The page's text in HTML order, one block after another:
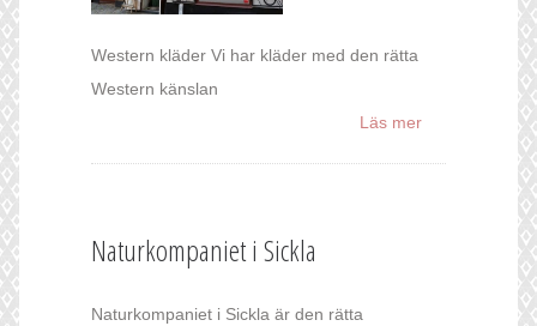
Western kläder Vi har kläder med den rätta
Western känslan
Läs mer
Naturkompaniet i Sickla
Naturkompaniet i Sickla är den rätta